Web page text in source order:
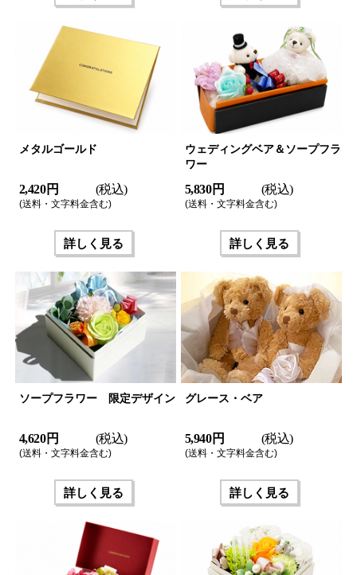
メタルゴールド
2,420 円 (税込)
(送料・文字料金含む)
詳しく見る
ウェディングベア＆ソープフラ
ワー
5,830 円 (税込)
(送料・文字料金含む)
詳しく見る
ソープフラワー 限定デザイン
4,620 円 (税込)
(送料・文字料金含む)
詳しく見る
グレース・ベア
5,940 円 (税込)
(送料・文字料金含む)
詳しく見る